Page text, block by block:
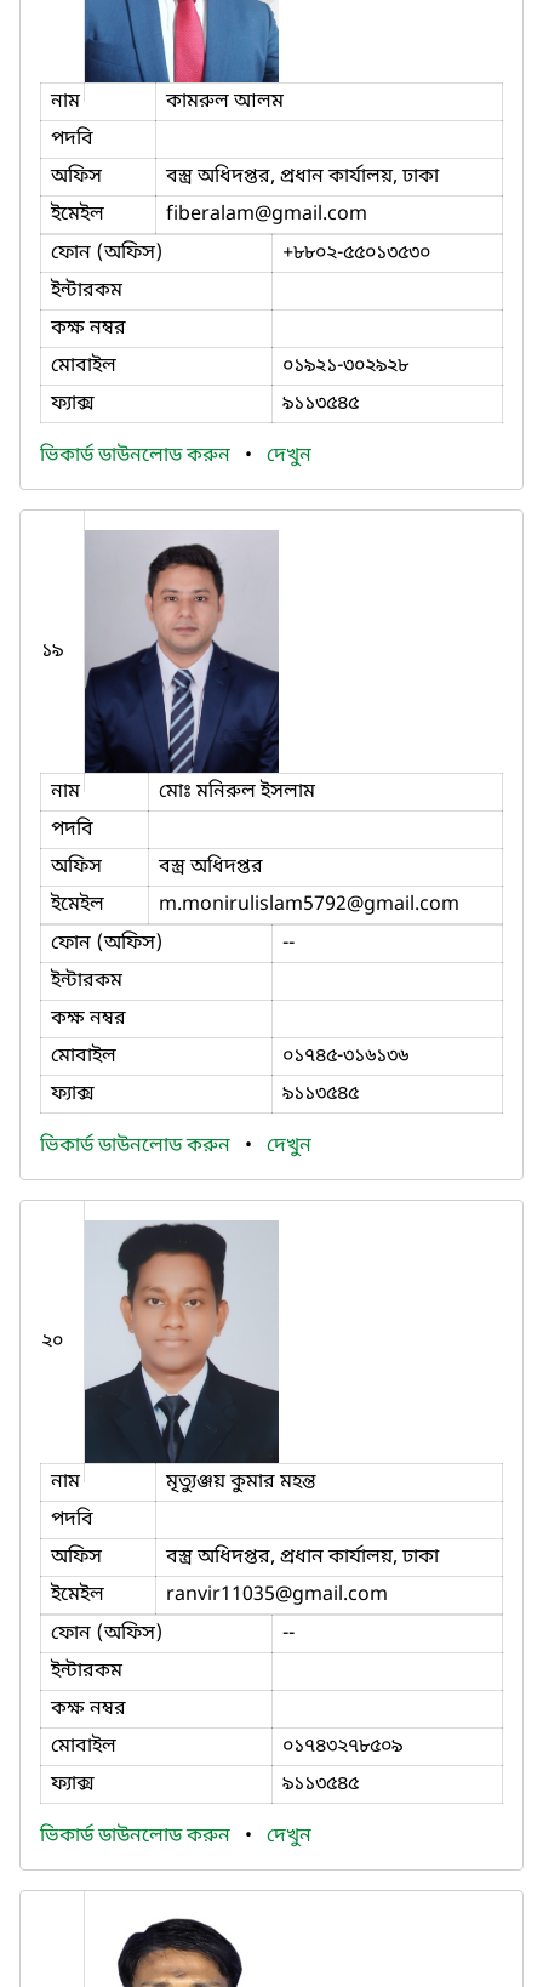
নাম
কামরুল আলম
পদবি
অফিস
বস্ত্র অধিদপ্তর, প্রধান কার্যালয়, ঢাকা
ইমেইল
fiberalam@gmail.com
ফোন (অফিস)
+৮৮০২-৫৫০১৩৫৩০
ইন্টারকম
কক্ষ নম্বর
মোবাইল
০১৯২১-৩০২৯২৮
ফ্যাক্স
৯১১৩৫৪৫
ভিকার্ড ডাউনলোড করুন • দেখুন
১৯
নাম
মোঃ মনিরুল ইসলাম
পদবি
অফিস
বস্ত্র অধিদপ্তর
ইমেইল
m.monirulislam5792@gmail.com
ফোন (অফিস)
--
ইন্টারকম
কক্ষ নম্বর
মোবাইল
০১৭৪৫-৩১৬১৩৬
ফ্যাক্স
৯১১৩৫৪৫
ভিকার্ড ডাউনলোড করুন • দেখুন
২০
নাম
মৃত্যুঞ্জয় কুমার মহন্ত
পদবি
অফিস
বস্ত্র অধিদপ্তর, প্রধান কার্যালয়, ঢাকা
ইমেইল
ranvir11035@gmail.com
ফোন (অফিস)
--
ইন্টারকম
কক্ষ নম্বর
মোবাইল
০১৭৪৩২৭৮৫০৯
ফ্যাক্স
৯১১৩৫৪৫
ভিকার্ড ডাউনলোড করুন • দেখুন